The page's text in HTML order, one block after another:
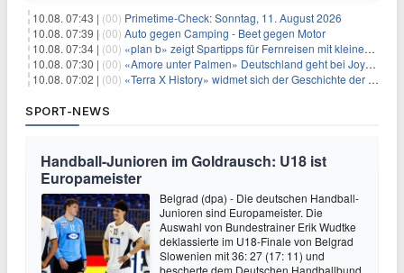
10.08. 07:43 | (00) Primetime-Check: Sonntag, 11. August 2026
10.08. 07:39 | (00) Auto gegen Camping - Beet gegen Motor
10.08. 07:34 | (00) «plan b» zeigt Spartipps für Fernreisen mit kleinem Budget
10.08. 07:30 | (00) «Amore unter Palmen» Deutschland geht bei Joyn weiter
10.08. 07:02 | (00) «Terra X History» widmet sich der Geschichte der deutschen Vereine
SPORT-NEWS
Handball-Junioren im Goldrausch: U18 ist
Europameister
Belgrad (dpa) - Die deutschen Handball-
Junioren sind Europameister. Die
Auswahl von Bundestrainer Erik Wudtke
deklassierte im U18-Finale von Belgrad
Slowenien mit 36: 27 (17: 11) und